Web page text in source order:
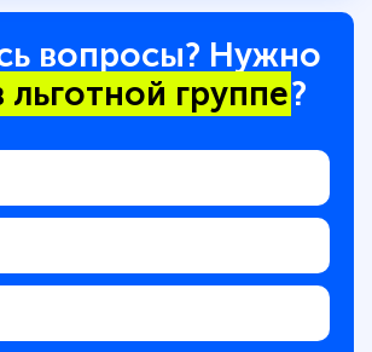
вопросы? Нужно
льготной группе?